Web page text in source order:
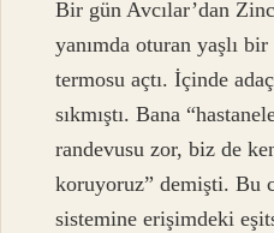
Bir gün Avcılar’dan
yanımda oturan yaşlı
termosu açtı. İçinde
sıkmıştı. Bana
randevusu zor, biz de
koruyoruz” demişti. Bu
sistemine erişimdeki